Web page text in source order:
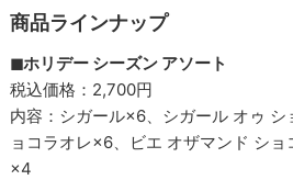
商品ラインナップ
◼︎ホリデー シーズン アソート
税込価格：2,700円
内容：シガール×6、シガール オゥ
ョコラオレ×6、ビエ オザマンド シ
×4